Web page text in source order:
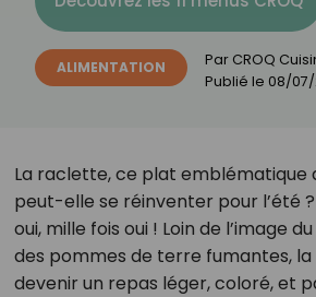
ALIMENTATION Par CROQ
Publié le 08/
La raclette, ce plat emblématique
peut-elle se réinventer pour l’été
oui, mille fois oui ! Loin de l’image
des pommes de terre fumantes,
devenir un repas léger, coloré, et